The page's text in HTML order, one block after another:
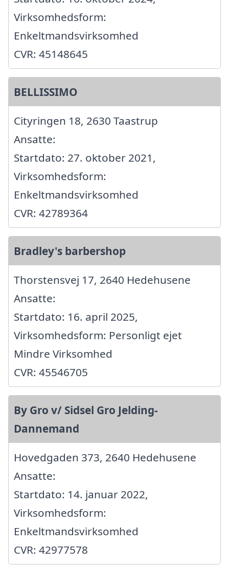
Virksomhedsform:
Enkeltmandsvirksomhed
CVR: 45148645
BELLISSIMO
Cityringen 18, 2630 Taastrup
Ansatte:
Startdato: 27. oktober 2021,
Virksomhedsform:
Enkeltmandsvirksomhed
CVR: 42789364
Bradley's barbershop
Thorstensvej 17, 2640 Hedehusene
Ansatte:
Startdato: 16. april 2025,
Virksomhedsform: Personligt ejet
Mindre Virksomhed
CVR: 45546705
By Gro v/ Sidsel Gro Jelding-
Dannemand
Hovedgaden 373, 2640 Hedehusene
Ansatte:
Startdato: 14. januar 2022,
Virksomhedsform:
Enkeltmandsvirksomhed
CVR: 42977578